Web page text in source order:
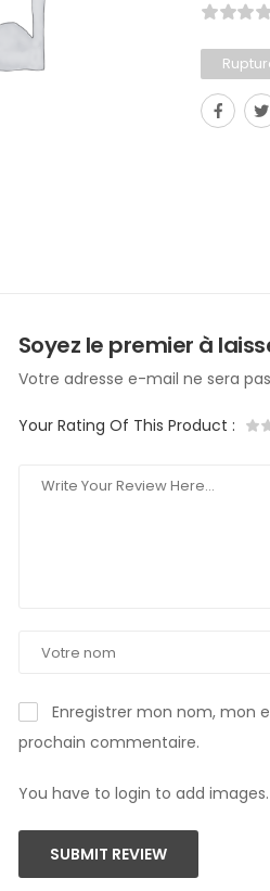
Soyez le premier à
Votre adresse e-mail ne sera
Your Rating Of This Product :
Enregistrer mon nom, mon
prochain commentaire.
You have to login to add images.
SUBMIT REVIEW